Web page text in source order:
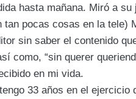
hasta mañana. Miró a
tan pocas cosas en la tele)
sin saber el contenido
como, “sin querer
en mi vida.
33 años en el